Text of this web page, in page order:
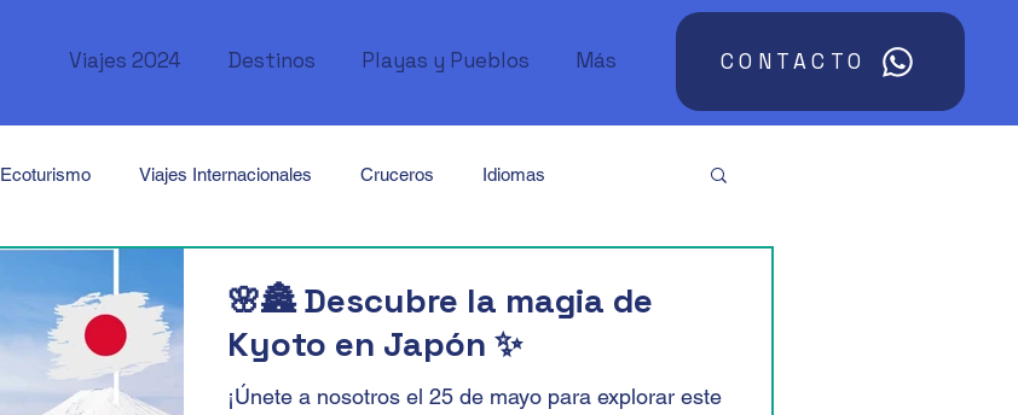
Viajes 2024 Destinos Playas y Pueblos Más CONTACTO
Ecoturismo Viajes Internacionales Cruceros Idiomas
Singapur Kenya Marruecos
🌸🏯 Descubre la magia de
Kyoto en Japón ✨
¡Únete a nosotros el 25 de mayo para explorar este